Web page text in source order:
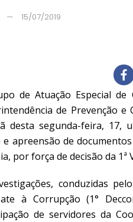
15/07/2019
de Atuação Especial de
de Prevenção
desta segunda-feira, 17,
e apreensão de
por força de decisão da
conduzidas
à Corrupção (1°
de servidores da